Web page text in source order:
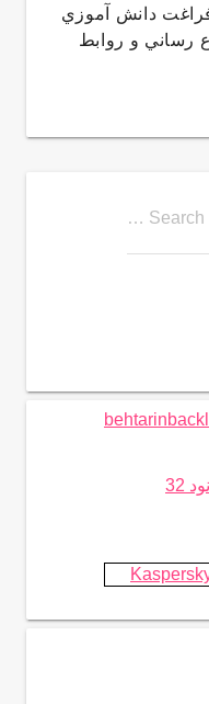
اوقات فراغت دانش آموزي
رساني و روابط
Search …
32